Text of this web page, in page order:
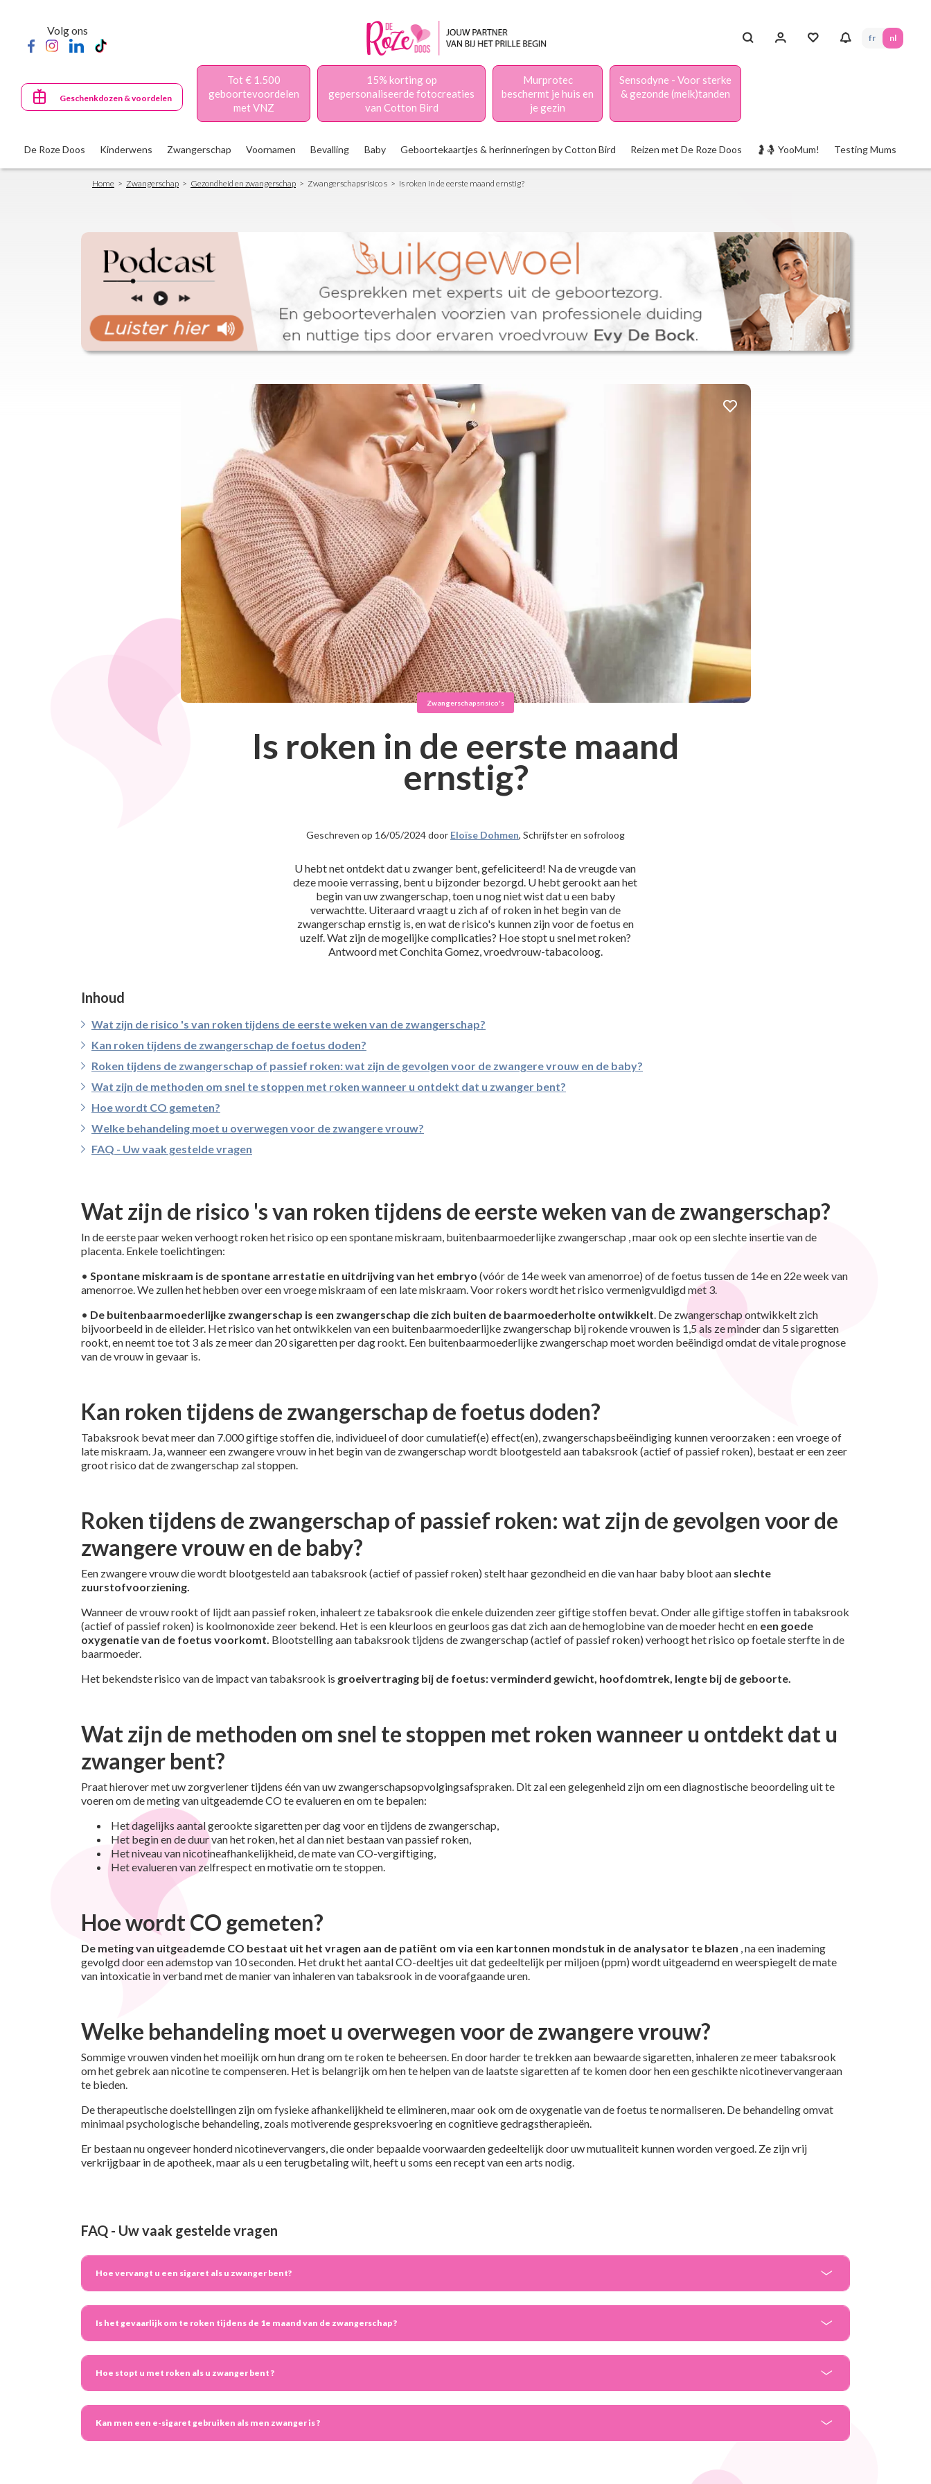
content
Volg ons
fr nl
Geschenkdozen & voordelen
Tot € 1.500
geboortevoordelen
met VNZ
15% korting op
gepersonaliseerde fotocreaties
van Cotton Bird
Murprotec
beschermt je huis en
je gezin
Sensodyne - Voor sterke
& gezonde (melk)tanden
De Roze Doos Kinderwens Zwangerschap Voornamen Bevalling Baby Geboortekaartjes & herinneringen by Cotton Bird Reizen met De Roze Doos 🤰🤱 YooMum! Testing Mums
Breadcrumb
Home Zwangerschap Gezondheid en zwangerschap Zwangerschapsrisico s Is roken in de eerste maand ernstig?
Zwangerschapsrisico's
Is roken in de eerste maand
ernstig?
Geschreven op 16/05/2024 door Eloïse Dohmen, Schrijfster en sofroloog
U hebt net ontdekt dat u zwanger bent, gefeliciteerd! Na de vreugde van
deze mooie verrassing, bent u bijzonder bezorgd. U hebt gerookt aan het
begin van uw zwangerschap, toen u nog niet wist dat u een baby
verwachtte. Uiteraard vraagt u zich af of roken in het begin van de
zwangerschap ernstig is, en wat de risico's kunnen zijn voor de foetus en
uzelf. Wat zijn de mogelijke complicaties? Hoe stopt u snel met roken?
Antwoord met Conchita Gomez, vroedvrouw-tabacoloog.
Inhoud
Wat zijn de risico 's van roken tijdens de eerste weken van de zwangerschap?
Kan roken tijdens de zwangerschap de foetus doden?
Roken tijdens de zwangerschap of passief roken: wat zijn de gevolgen voor de zwangere vrouw en de baby?
Wat zijn de methoden om snel te stoppen met roken wanneer u ontdekt dat u zwanger bent?
Hoe wordt CO gemeten?
Welke behandeling moet u overwegen voor de zwangere vrouw?
FAQ - Uw vaak gestelde vragen
Wat zijn de risico 's van roken tijdens de eerste weken van de zwangerschap?
In de eerste paar weken verhoogt roken het risico op een spontane miskraam, buitenbaarmoederlijke zwangerschap , maar ook op een slechte insertie van de
placenta. Enkele toelichtingen:
• Spontane miskraam is de spontane arrestatie en uitdrijving van het embryo (vóór de 14e week van amenorroe) of de foetus tussen de 14e en 22e week van
amenorroe. We zullen het hebben over een vroege miskraam of een late miskraam. Voor rokers wordt het risico vermenigvuldigd met 3.
• De buitenbaarmoederlijke zwangerschap is een zwangerschap die zich buiten de baarmoederholte ontwikkelt. De zwangerschap ontwikkelt zich
bijvoorbeeld in de eileider. Het risico van het ontwikkelen van een buitenbaarmoederlijke zwangerschap bij rokende vrouwen is 1,5 als ze minder dan 5 sigaretten
rookt, en neemt toe tot 3 als ze meer dan 20 sigaretten per dag rookt. Een buitenbaarmoederlijke zwangerschap moet worden beëindigd omdat de vitale prognose
van de vrouw in gevaar is.
Kan roken tijdens de zwangerschap de foetus doden?
Tabaksrook bevat meer dan 7.000 giftige stoffen die, individueel of door cumulatief(e) effect(en), zwangerschapsbeëindiging kunnen veroorzaken : een vroege of
late miskraam. Ja, wanneer een zwangere vrouw in het begin van de zwangerschap wordt blootgesteld aan tabaksrook (actief of passief roken), bestaat er een zeer
groot risico dat de zwangerschap zal stoppen.
Roken tijdens de zwangerschap of passief roken: wat zijn de gevolgen voor de
zwangere vrouw en de baby?
Een zwangere vrouw die wordt blootgesteld aan tabaksrook (actief of passief roken) stelt haar gezondheid en die van haar baby bloot aan slechte
zuurstofvoorziening.
Wanneer de vrouw rookt of lijdt aan passief roken, inhaleert ze tabaksrook die enkele duizenden zeer giftige stoffen bevat. Onder alle giftige stoffen in tabaksrook
(actief of passief roken) is koolmonoxide zeer bekend. Het is een kleurloos en geurloos gas dat zich aan de hemoglobine van de moeder hecht en een goede
oxygenatie van de foetus voorkomt. Blootstelling aan tabaksrook tijdens de zwangerschap (actief of passief roken) verhoogt het risico op foetale sterfte in de
baarmoeder.
Het bekendste risico van de impact van tabaksrook is groeivertraging bij de foetus: verminderd gewicht, hoofdomtrek, lengte bij de geboorte.
Wat zijn de methoden om snel te stoppen met roken wanneer u ontdekt dat u
zwanger bent?
Praat hierover met uw zorgverlener tijdens één van uw zwangerschapsopvolgingsafspraken. Dit zal een gelegenheid zijn om een diagnostische beoordeling uit te
voeren om de meting van uitgeademde CO te evalueren en om te bepalen:
Het dagelijks aantal gerookte sigaretten per dag voor en tijdens de zwangerschap,
Het begin en de duur van het roken, het al dan niet bestaan van passief roken,
Het niveau van nicotineafhankelijkheid, de mate van CO-vergiftiging,
Het evalueren van zelfrespect en motivatie om te stoppen.
Hoe wordt CO gemeten?
De meting van uitgeademde CO bestaat uit het vragen aan de patiënt om via een kartonnen mondstuk in de analysator te blazen , na een inademing
gevolgd door een ademstop van 10 seconden. Het drukt het aantal CO-deeltjes uit dat gedeeltelijk per miljoen (ppm) wordt uitgeademd en weerspiegelt de mate
van intoxicatie in verband met de manier van inhaleren van tabaksrook in de voorafgaande uren.
Welke behandeling moet u overwegen voor de zwangere vrouw?
Sommige vrouwen vinden het moeilijk om hun drang om te roken te beheersen. En door harder te trekken aan bewaarde sigaretten, inhaleren ze meer tabaksrook
om het gebrek aan nicotine te compenseren. Het is belangrijk om hen te helpen van de laatste sigaretten af te komen door hen een geschikte nicotinevervangeraan
te bieden.
De therapeutische doelstellingen zijn om fysieke afhankelijkheid te elimineren, maar ook om de oxygenatie van de foetus te normaliseren. De behandeling omvat
minimaal psychologische behandeling, zoals motiverende gespreksvoering en cognitieve gedragstherapieën.
Er bestaan nu ongeveer honderd nicotinevervangers, die onder bepaalde voorwaarden gedeeltelijk door uw mutualiteit kunnen worden vergoed. Ze zijn vrij
verkrijgbaar in de apotheek, maar als u een terugbetaling wilt, heeft u soms een recept van een arts nodig.
FAQ - Uw vaak gestelde vragen
Hoe vervangt u een sigaret als u zwanger bent?
Is het gevaarlijk om te roken tijdens de 1e maand van de zwangerschap ?
Hoe stopt u met roken als u zwanger bent ?
Kan men een e-sigaret gebruiken als men zwanger is ?